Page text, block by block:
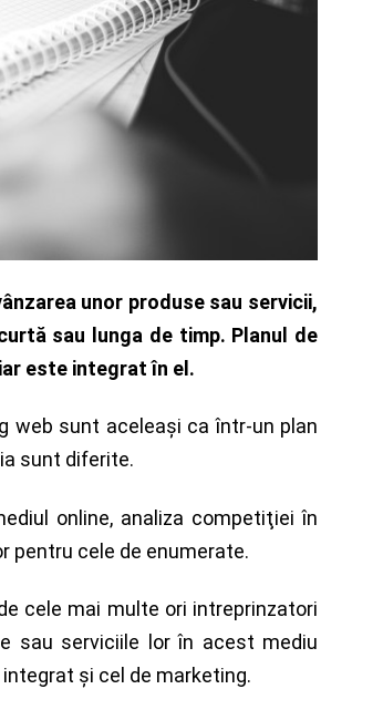
unor produse sau servicii,
sau lunga de timp. Planul de
este integrat în el.
web sunt aceleaşi ca într-un plan
sunt diferite.
online, analiza competiţiei în
pentru cele de enumerate.
cele mai multe ori intreprinzatori
sau serviciile lor în acest mediu
şi cel de marketing.